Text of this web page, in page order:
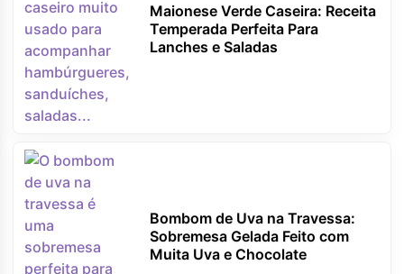
Maionese Verde Caseira: Receita
Temperada Perfeita Para
Lanches e Saladas
Bombom de Uva na Travessa:
Sobremesa Gelada Feito com
Muita Uva e Chocolate